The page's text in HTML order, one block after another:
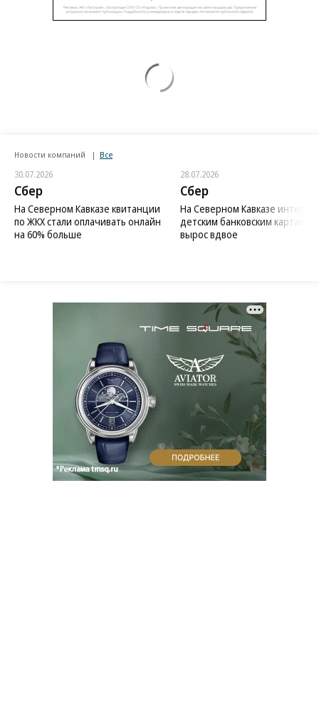
Новости компаний Все
30.07.2026
Сбер
На Северном Кавказе квитанции
по ЖКХ стали оплачивать онлайн
на 60% больше
28.07.2026
Сбер
На Северном Кавказе интерес
детским банковским картам
вырос вдвое